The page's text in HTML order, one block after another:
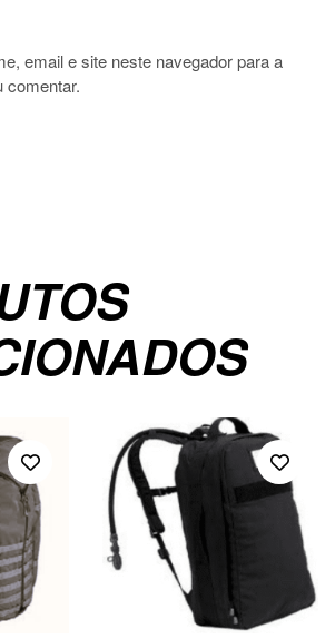
email e site neste navegador para a
comentar.